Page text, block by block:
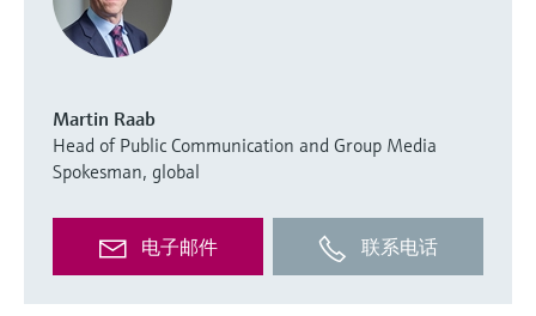
Martin Raab
Head of Public Communication and Group Media
Spokesman, global
电子邮件 联系电话